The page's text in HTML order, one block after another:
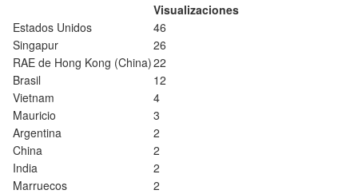
Visualizaciones
Estados Unidos
46
Singapur
26
RAE de Hong Kong (China)22
Brasil
12
Vietnam
4
Mauricio
3
Argentina
2
China
2
India
2
Marruecos
2